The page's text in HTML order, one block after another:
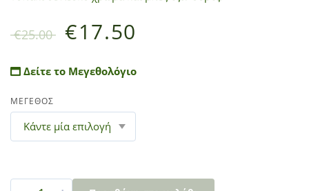
€25.00 €17.50
Δείτε το Μεγεθολόγιο
ΜΕΓΕΘΟΣ